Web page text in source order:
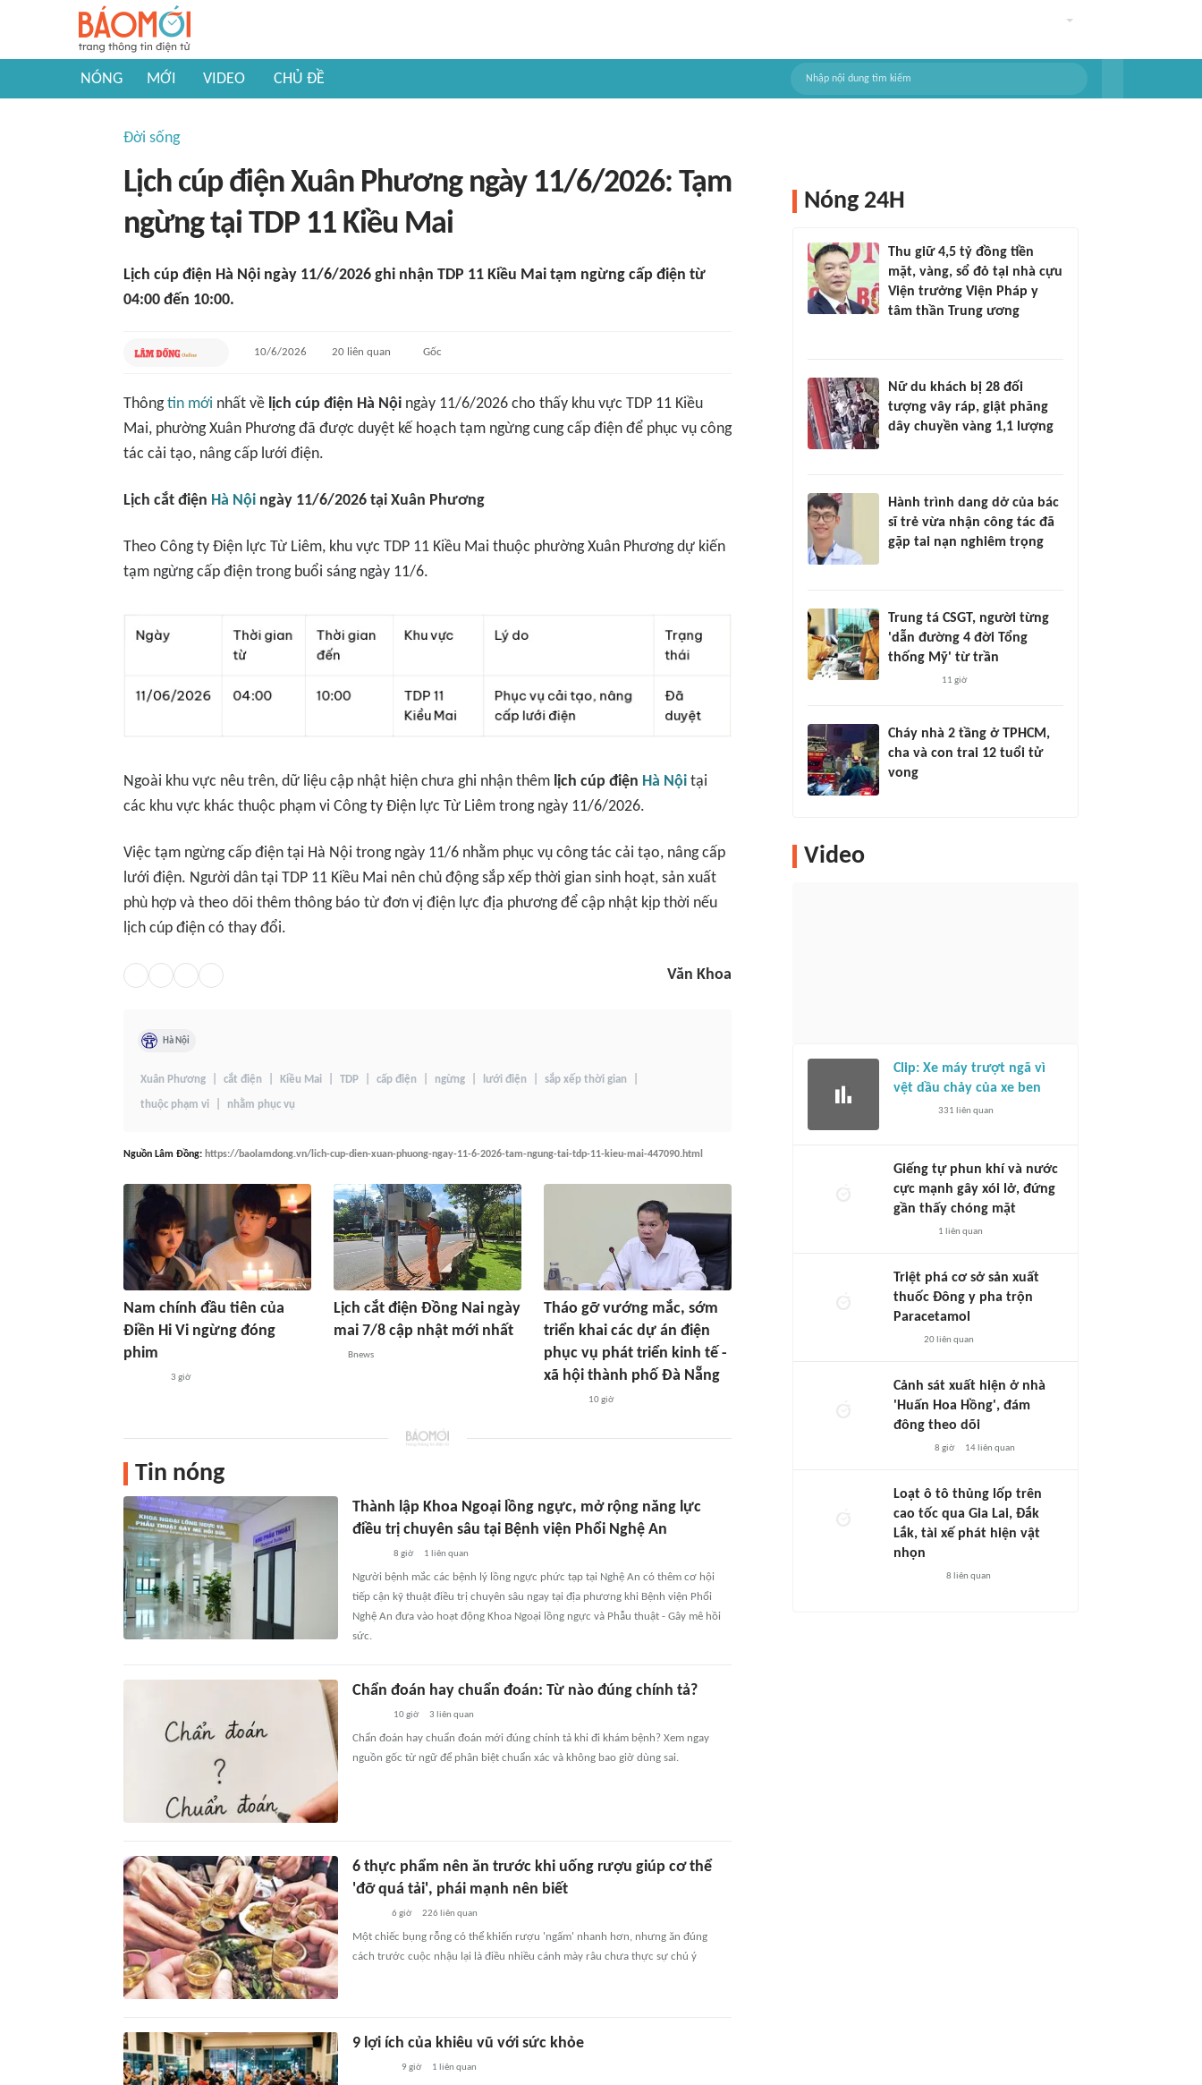
NÓNG MỚI VIDEO CHỦ ĐỀ
Đời sống
Lịch cúp điện Xuân Phương ngày 11/6/2026: Tạm
ngừng tại TDP 11 Kiều Mai
Lịch cúp điện Hà Nội ngày 11/6/2026 ghi nhận TDP 11 Kiều Mai tạm ngừng cấp điện từ
04:00 đến 10:00.
10/6/2026 20 liên quan Gốc
Thôngtin mới nhất về lịch cúp điện Hà Nội ngày 11/6/2026 cho thấy khu vực TDP 11 Kiều
Mai, phường Xuân Phương đã được duyệt kế hoạch tạm ngừng cung cấp điện để phục vụ công
tác cải tạo, nâng cấp lưới điện.
Lịch cắt điện Hà Nội ngày 11/6/2026 tại Xuân Phương
Theo Công ty Điện lực Từ Liêm, khu vực TDP 11 Kiều Mai thuộc phường Xuân Phương dự kiến
tạm ngừng cấp điện trong buổi sáng ngày 11/6.
Ngoài khu vực nêu trên, dữ liệu cập nhật hiện chưa ghi nhận thêm lịch cúp điện Hà Nội tại
các khu vực khác thuộc phạm vi Công ty Điện lực Từ Liêm trong ngày 11/6/2026.
Việc tạm ngừng cấp điện tại Hà Nội trong ngày 11/6 nhằm phục vụ công tác cải tạo, nâng cấp
lưới điện. Người dân tại TDP 11 Kiều Mai nên chủ động sắp xếp thời gian sinh hoạt, sản xuất
phù hợp và theo dõi thêm thông báo từ đơn vị điện lực địa phương để cập nhật kịp thời nếu
lịch cúp điện có thay đổi.
Văn Khoa
Hà Nội
Xuân Phương cắt điện Kiều Mai TDP cấp điện ngừng lưới điện sắp xếp thời gian
thuộc phạm vi nhằm phục vụ
Nguồn Lâm Đồng: https://baolamdong.vn/lich-cup-dien-xuan-phuong-ngay-11-6-2026-tam-ngung-tai-tdp-11-kieu-mai-447090.html
Nam chính đầu tiên của
Điền Hi Vi ngừng đóng
phim
3 giờ
Lịch cắt điện Đồng Nai ngày
mai 7/8 cập nhật mới nhất
Bnews
Tháo gỡ vướng mắc, sớm
triển khai các dự án điện
phục vụ phát triển kinh tế -
xã hội thành phố Đà Nẵng
10 giờ
Tin nóng
Thành lập Khoa Ngoại lồng ngực, mở rộng năng lực
điều trị chuyên sâu tại Bệnh viện Phổi Nghệ An
8 giờ 1 liên quan
Người bệnh mắc các bệnh lý lồng ngực phức tạp tại Nghệ An có thêm cơ hội
tiếp cận kỹ thuật điều trị chuyên sâu ngay tại địa phương khi Bệnh viện Phổi
Nghệ An đưa vào hoạt động Khoa Ngoại lồng ngực và Phẫu thuật - Gây mê hồi
sức.
Chẩn đoán hay chuẩn đoán: Từ nào đúng chính tả?
10 giờ 3 liên quan
Chẩn đoán hay chuẩn đoán mới đúng chính tả khi đi khám bệnh? Xem ngay
nguồn gốc từ ngữ để phân biệt chuẩn xác và không bao giờ dùng sai.
6 thực phẩm nên ăn trước khi uống rượu giúp cơ thể
'đỡ quá tải', phái mạnh nên biết
6 giờ 226 liên quan
Một chiếc bụng rỗng có thể khiến rượu 'ngấm' nhanh hơn, nhưng ăn đúng
cách trước cuộc nhậu lại là điều nhiều cánh mày râu chưa thực sự chú ý
9 lợi ích của khiêu vũ với sức khỏe
9 giờ 1 liên quan
Nóng 24H
Thu giữ 4,5 tỷ đồng tiền
mặt, vàng, sổ đỏ tại nhà cựu
Viện trưởng Viện Pháp y
tâm thần Trung ương
Nữ du khách bị 28 đối
tượng vây ráp, giật phăng
dây chuyền vàng 1,1 lượng
Hành trình dang dở của bác
sĩ trẻ vừa nhận công tác đã
gặp tai nạn nghiêm trọng
Trung tá CSGT, người từng
'dẫn đường 4 đời Tổng
thống Mỹ' từ trần
11 giờ
Cháy nhà 2 tầng ở TPHCM,
cha và con trai 12 tuổi tử
vong
Video
Clip: Xe máy trượt ngã vì
vệt dầu chảy của xe ben
331 liên quan
Giếng tự phun khí và nước
cực mạnh gây xói lở, đứng
gần thấy chóng mặt
1 liên quan
Triệt phá cơ sở sản xuất
thuốc Đông y pha trộn
Paracetamol
20liên quan
Cảnh sát xuất hiện ở nhà
'Huấn Hoa Hồng', đám
đông theo dõi
8 giờ 14liên quan
Loạt ô tô thủng lốp trên
cao tốc qua Gia Lai, Đắk
Lắk, tài xế phát hiện vật
nhọn
8 liên quan